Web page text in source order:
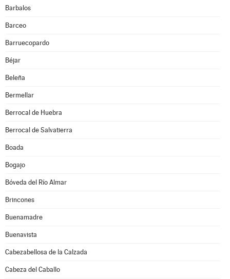
Barbalos
Barceo
Barruecopardo
Béjar
Beleña
Bermellar
Berrocal de Huebra
Berrocal de Salvatierra
Boada
Bogajo
Bóveda del Río Almar
Brincones
Buenamadre
Buenavista
Cabezabellosa de la Calzada
Cabeza del Caballo